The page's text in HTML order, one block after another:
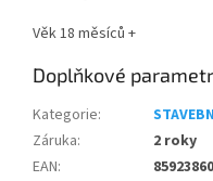
Věk 18 měsíců +
Doplňkové
Kategorie:
Záruka:
2 roky
EAN: